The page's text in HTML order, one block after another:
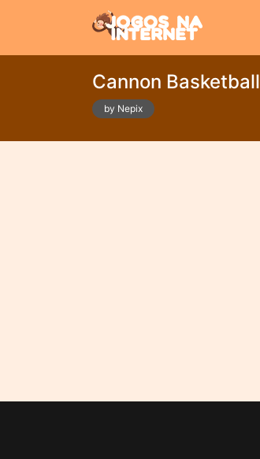
Cannon Basketball
by Nepix